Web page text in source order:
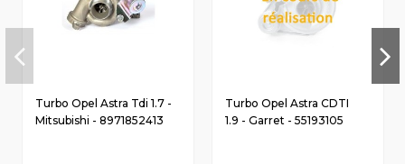
Turbo Opel Astra Tdi 1.7 -
Mitsubishi - 8971852413
Turbo Opel Astra CDTI
1.9 - Garret - 55193105